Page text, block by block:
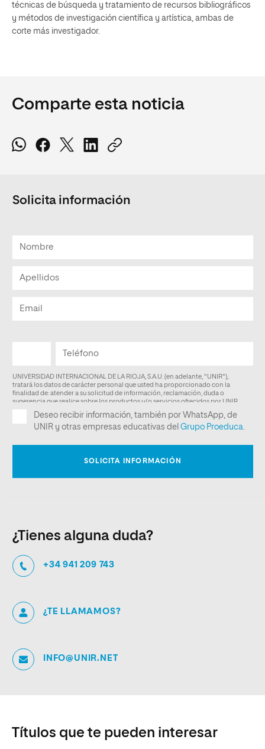
técnicas de búsqueda y tratamiento de recursos bibliográficos
y métodos de investigación científica y artística, ambas de
corte más investigador.
Comparte esta noticia
Solicita información
¿Tienes alguna duda?
+34 941 209 743
¿TE LLAMAMOS?
INFO@UNIR.NET
Títulos que te pueden interesar